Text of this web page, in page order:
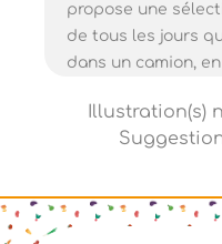
propose une
de tous les jours
dans un camion,